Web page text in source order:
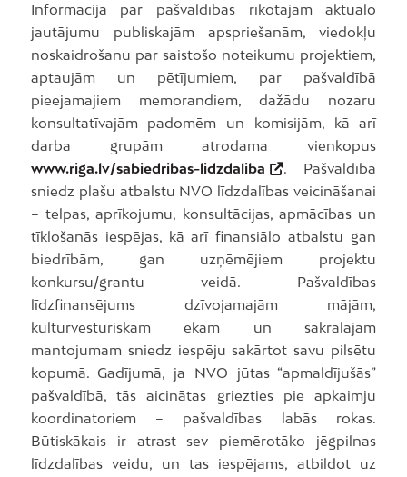
Informācija par pašvaldības rīkotajām aktuālo
jautājumu publiskajām apspriešanām, viedokļu
noskaidrošanu par saistošo noteikumu projektiem,
aptaujām un pētījumiem, par pašvaldībā
pieejamajiem memorandiem, dažādu nozaru
konsultatīvajām padomēm un komisijām, kā arī
darba grupām atrodama vienkopus
www.riga.lv/sabiedribas-lidzdaliba
. Pašvaldība
sniedz plašu atbalstu NVO līdzdalības veicināšanai
– telpas, aprīkojumu, konsultācijas, apmācības un
tīklošanās iespējas, kā arī finansiālo atbalstu gan
biedrībām, gan uzņēmējiem projektu
konkursu/grantu veidā. Pašvaldības
līdzfinansējums dzīvojamajām mājām,
kultūrvēsturiskām ēkām un sakrālajam
mantojumam sniedz iespēju sakārtot savu pilsētu
kopumā. Gadījumā, ja NVO jūtas “apmaldījušās”
pašvaldībā, tās aicinātas griezties pie apkaimju
koordinatoriem – pašvaldības labās rokas.
Būtiskākais ir atrast sev piemērotāko jēgpilnas
līdzdalības veidu, un tas iespējams, atbildot uz